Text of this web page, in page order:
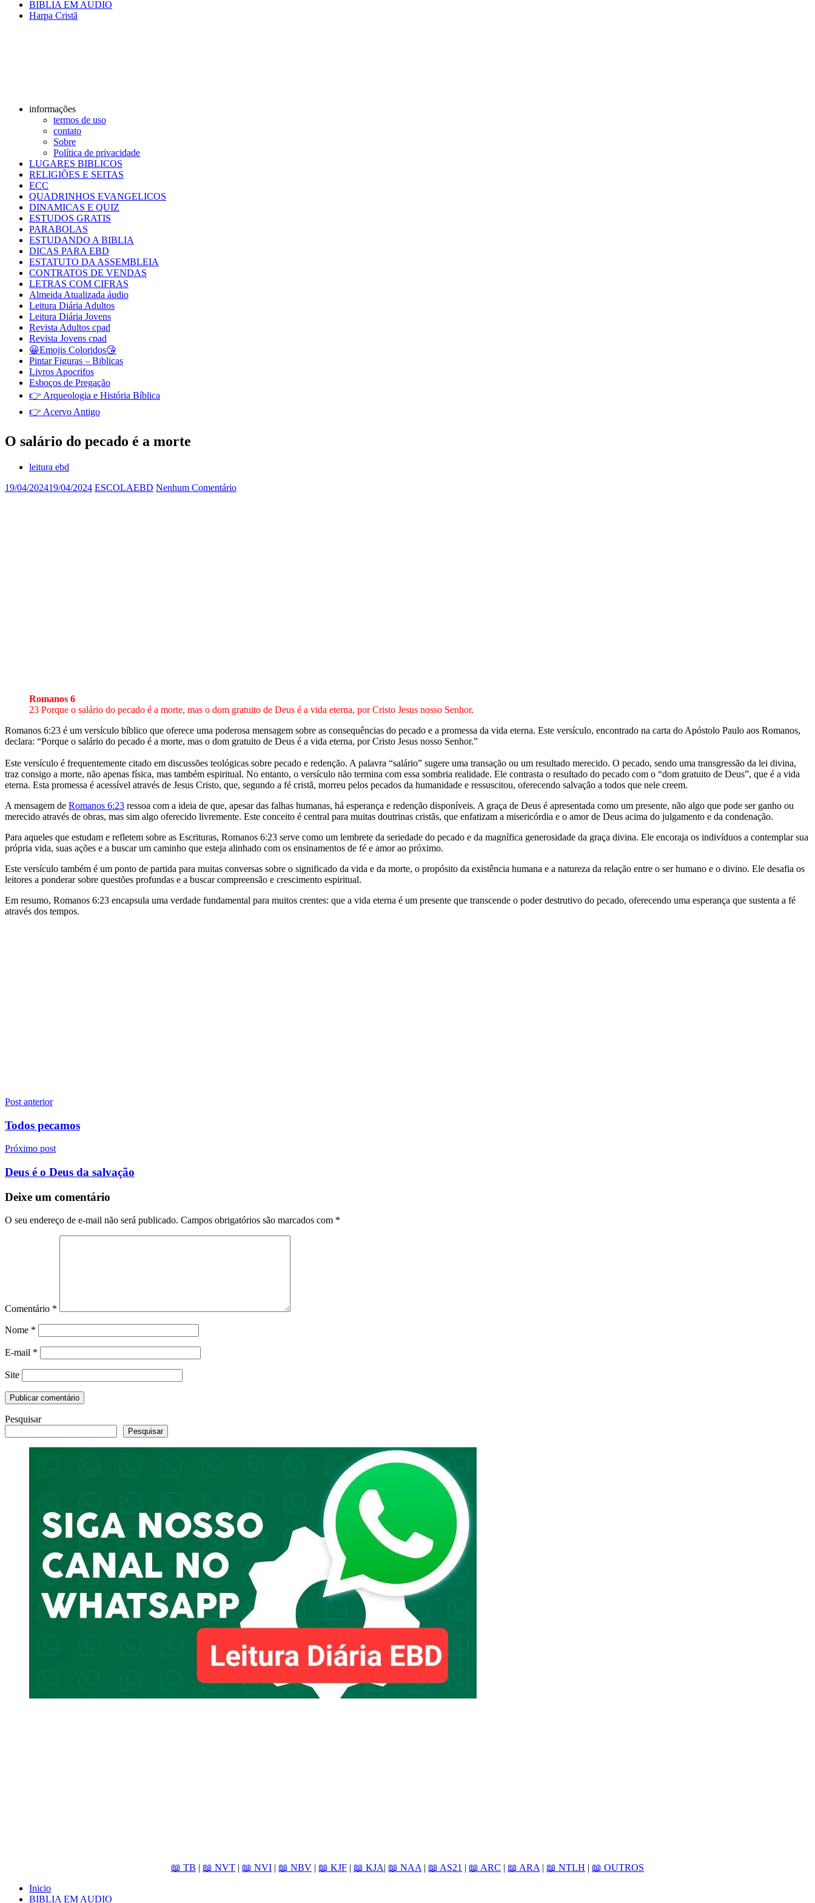
BIBLIA EM AUDIO
Harpa Cristã
informações
termos de uso
contato
Sobre
Política de privacidade
LUGARES BIBLICOS
RELIGIÕES E SEITAS
ECC
QUADRINHOS EVANGELICOS
DINAMICAS E QUIZ
ESTUDOS GRATIS
PARABOLAS
ESTUDANDO A BIBLIA
DICAS PARA EBD
ESTATUTO DA ASSEMBLEIA
CONTRATOS DE VENDAS
LETRAS COM CIFRAS
Almeida Atualizada áudio
Leitura Diária Adultos
Leitura Diária Jovens
Revista Adultos cpad
Revista Jovens cpad
😀Emojis Coloridos😘
Pintar Figuras – Biblicas
Livros Apocrifos
Esboços de Pregação
👉 Arqueologia e História Bíblica
👉 Acervo Antigo
O salário do pecado é a morte
leitura ebd
19/04/202419/04/2024 ESCOLAEBD Nenhum Comentário
Romanos 6
23 Porque o salário do pecado é a morte, mas o dom gratuito de Deus é a vida eterna, por Cristo Jesus nosso Senhor.
Romanos 6:23 é um versículo bíblico que oferece uma poderosa mensagem sobre as consequências do pecado e a promessa da vida eterna. Este versículo, encontrado na carta do Apóstolo Paulo aos Romanos,
declara: “Porque o salário do pecado é a morte, mas o dom gratuito de Deus é a vida eterna, por Cristo Jesus nosso Senhor.”
Este versículo é frequentemente citado em discussões teológicas sobre pecado e redenção. A palavra “salário” sugere uma transação ou um resultado merecido. O pecado, sendo uma transgressão da lei divina,
traz consigo a morte, não apenas física, mas também espiritual. No entanto, o versículo não termina com essa sombria realidade. Ele contrasta o resultado do pecado com o “dom gratuito de Deus”, que é a vida
eterna. Esta promessa é acessível através de Jesus Cristo, que, segundo a fé cristã, morreu pelos pecados da humanidade e ressuscitou, oferecendo salvação a todos que nele creem.
A mensagem de Romanos 6:23 ressoa com a ideia de que, apesar das falhas humanas, há esperança e redenção disponíveis. A graça de Deus é apresentada como um presente, não algo que pode ser ganho ou
merecido através de obras, mas sim algo oferecido livremente. Este conceito é central para muitas doutrinas cristãs, que enfatizam a misericórdia e o amor de Deus acima do julgamento e da condenação.
Para aqueles que estudam e refletem sobre as Escrituras, Romanos 6:23 serve como um lembrete da seriedade do pecado e da magnífica generosidade da graça divina. Ele encoraja os indivíduos a contemplar sua
própria vida, suas ações e a buscar um caminho que esteja alinhado com os ensinamentos de fé e amor ao próximo.
Este versículo também é um ponto de partida para muitas conversas sobre o significado da vida e da morte, o propósito da existência humana e a natureza da relação entre o ser humano e o divino. Ele desafia os
leitores a ponderar sobre questões profundas e a buscar compreensão e crescimento espiritual.
Em resumo, Romanos 6:23 encapsula uma verdade fundamental para muitos crentes: que a vida eterna é um presente que transcende o poder destrutivo do pecado, oferecendo uma esperança que sustenta a fé
através dos tempos.
Navegação
de
Post anterior
Todos pecamos
Próximo post
Deus é o Deus da salvação
Deixe um comentário
O seu endereço de e-mail não será publicado. Campos obrigatórios são marcados com *
Comentário *
Nome *
E-mail *
Site
Pesquisar
Pesquisar
📖 TB | 📖 NVT | 📖 NVI | 📖 NBV | 📖 KJF | 📖 KJA| 📖 NAA| 📖 AS21 | 📖 ARC | 📖 ARA| 📖 NTLH | 📖 OUTROS
Inicio
BIBLIA EM AUDIO